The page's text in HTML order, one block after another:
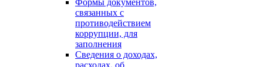
Формы документов,
связанных с
противодействием
коррупции, для
заполнения
Сведения о доходах,